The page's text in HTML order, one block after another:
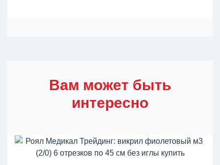
Вам может быть
интересно